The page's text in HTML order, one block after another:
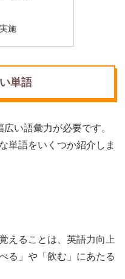
施
単語
い語彙力が必要です。
単語をいくつか紹介しま
えることは、英語力向上
る」や「飲む」にあたる